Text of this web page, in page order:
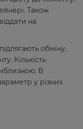
Також
на
обміну,
Кількість
В
у різних